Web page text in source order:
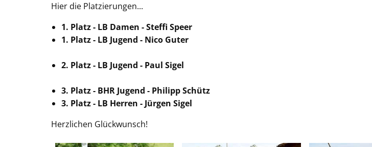
Hier die Platzierungen...
1. Platz - LB Damen - Steffi Speer
1. Platz - LB Jugend - Nico Guter
2. Platz - LB Jugend - Paul Sigel
3. Platz - BHR Jugend - Philipp Schütz
3. Platz - LB Herren - Jürgen Sigel
Herzlichen Glückwunsch!